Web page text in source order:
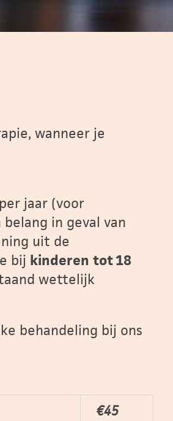
wanneer je
per jaar (voor
in geval van
uit de
bij kinderen tot 18
wettelijk
behandeling bij ons
€45